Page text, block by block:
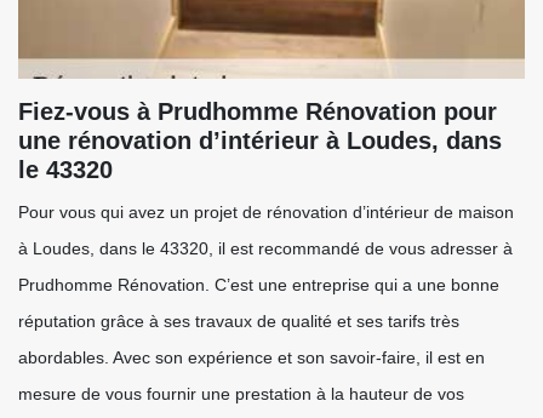
Fiez-vous à Prudhomme Rénovation pour
une rénovation d’intérieur à Loudes, dans
le 43320
Pour vous qui avez un projet de rénovation d’intérieur de maison
à Loudes, dans le 43320, il est recommandé de vous adresser à
Prudhomme Rénovation. C’est une entreprise qui a une bonne
réputation grâce à ses travaux de qualité et ses tarifs très
abordables. Avec son expérience et son savoir-faire, il est en
mesure de vous fournir une prestation à la hauteur de vos